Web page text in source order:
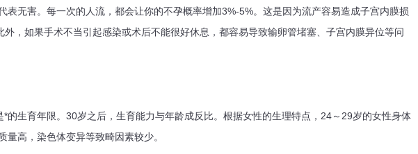
无害。每一次的人流，都会让你的不孕概率增加3%-5%。这是因为流产容易造成子宫内膜损
外，如果手术不当引起感染或术后不能很好休息，都容易导致输卵管堵塞、子宫内膜异位等问
生育年限。30岁之后，生育能力与年龄成反比。根据女性的生理特点，24～29岁的女性身体
量高，染色体变异等致畸因素较少。